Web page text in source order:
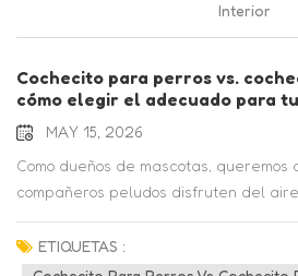
Interior
Cochecito para perros vs.
cómo elegir el adecuado para
MAY 15, 2026
Como dueños de mascotas, queremos
compañeros peludos disfruten del
cómoda. Ya sea que tengas un perro
descansar después de largos paseos
merezca respirar aire fresco, un
ETIQUETAS :